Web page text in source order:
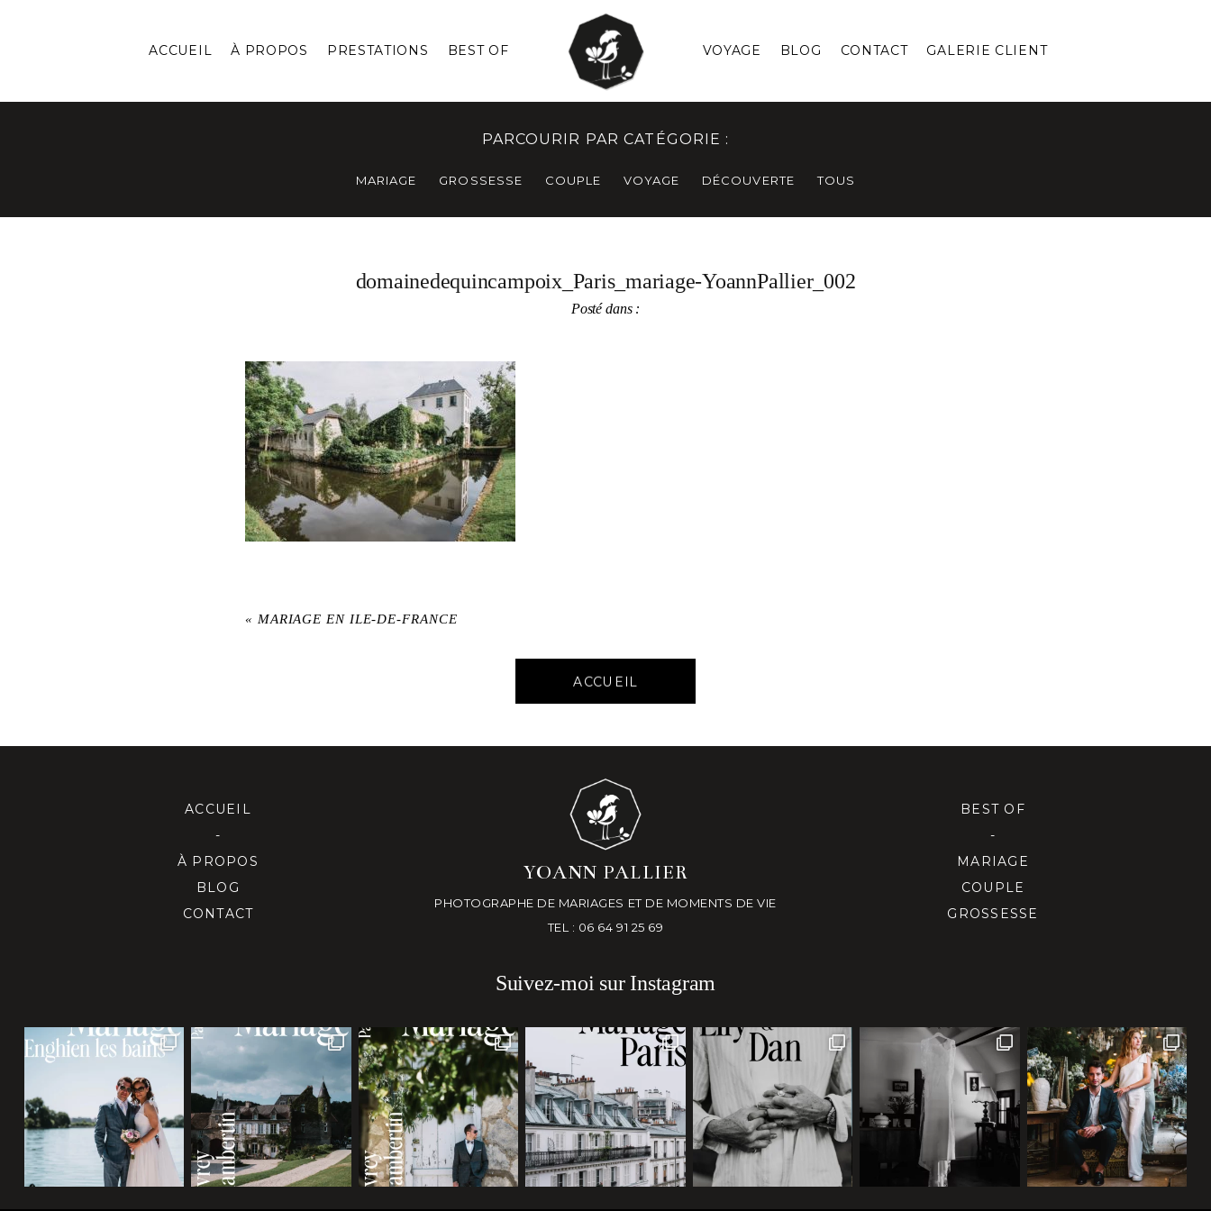
ACCUEIL À PROPOS PRESTATIONS BEST OF VOYAGE BLOG CONTACT GALERIE CLIENT
PARCOURIR PAR CATÉGORIE :
MARIAGE GROSSESSE COUPLE VOYAGE DÉCOUVERTE TOUS
domainedequincampoix_Paris_mariage-YoannPallier_002
Posté dans :
« MARIAGE EN ILE-DE-FRANCE
ACCUEIL
ACCUEIL
-
À PROPOS
BLOG
CONTACT
YOANN PALLIER
PHOTOGRAPHE DE MARIAGES ET DE MOMENTS DE VIE
TEL : 06 64 91 25 69
BEST OF
-
MARIAGE
COUPLE
GROSSESSE
Suivez-moi sur Instagram